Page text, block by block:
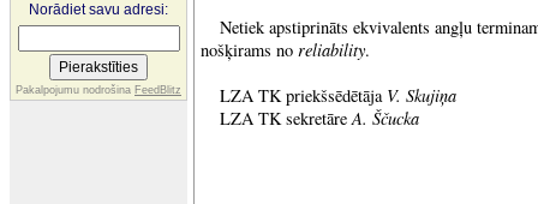
Norādiet savu adresi:
Pakalpojumu nodrošina FeedBlitz
Netiek apstiprināts ekvivalents angļu
nošķirams no reliability.
LZA TK priekšsēdētāja V. Skujiņa
LZA TK sekretāreA. Ščucka